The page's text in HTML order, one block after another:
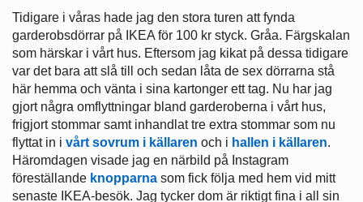
Tidigare i våras hade jag den stora turen att fynda
garderobsdörrar på IKEA för 100 kr styck. Gråa. Färgskalan
som härskar i vårt hus. Eftersom jag kikat på dessa tidigare
var det bara att slå till och sedan låta de sex dörrarna stå
här hemma och vänta i sina kartonger ett tag. Nu har jag
gjort några omflyttningar bland garderoberna i vårt hus,
frigjort stommar samt inhandlat tre extra stommar som nu
flyttat in i vårt sovrum i källaren och i hallen i källaren.
Häromdagen visade jag en närbild på Instagram
föreställande knopparna som fick följa med hem vid mitt
senaste IKEA-besök. Jag tycker dom är riktigt fina i all sin